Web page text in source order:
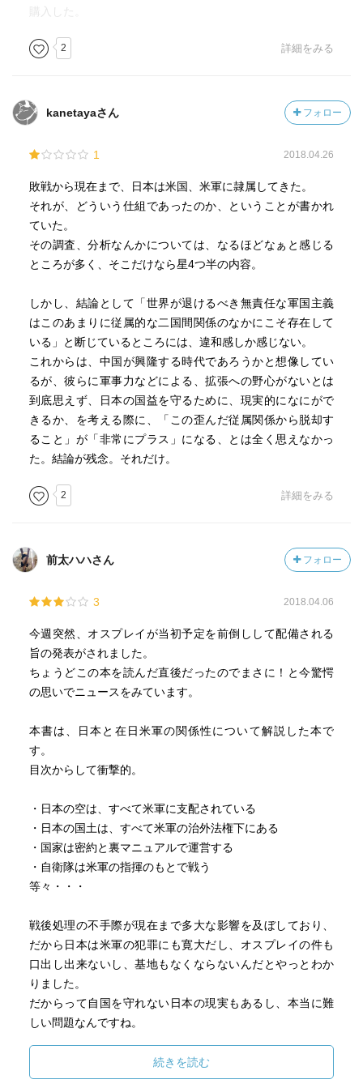
購入した。
2 詳細をみる
kanetayaさん フォロー
1 2018.04.26
敗戦から現在まで、日本は米国、米軍に隷属してきた。
それが、どういう仕組であったのか、ということが書かれ
ていた。
その調査、分析なんかについては、なるほどなぁと感じる
ところが多く、そこだけなら星4つ半の内容。
しかし、結論として「世界が退けるべき無責任な軍国主義
はこのあまりに従属的な二国間関係のなかにこそ存在して
いる」と断じているところには、違和感しか感じない。
これからは、中国が興隆する時代であろうかと想像してい
るが、彼らに軍事力などによる、拡張への野心がないとは
到底思えず、日本の国益を守るために、現実的になにがで
きるか、を考える際に、「この歪んだ従属関係から脱却す
ること」が「非常にプラス」になる、とは全く思えなかっ
た。結論が残念。それだけ。
2 詳細をみる
前太ハハさん フォロー
3 2018.04.06
今週突然、オスプレイが当初予定を前倒しして配備される
旨の発表がされました。
ちょうどこの本を読んだ直後だったのでまさに！と今驚愕
の思いでニュースをみています。
本書は、日本と在日米軍の関係性について解説した本で
す。
目次からして衝撃的。
・日本の空は、すべて米軍に支配されている
・日本の国土は、すべて米軍の治外法権下にある
・国家は密約と裏マニュアルで運営する
・自衛隊は米軍の指揮のもとで戦う
等々・・・
戦後処理の不手際が現在まで多大な影響を及ぼしており、
だから日本は米軍の犯罪にも寛大だし、オスプレイの件も
口出し出来ないし、基地もなくならないんだとやっとわか
りました。
だからって自国を守れない日本の現実もあるし、本当に難
しい問題なんですね。
北方領土問題も、実はこれらの密約のせいで100％絶対に解
決できないそうです。
続きを読む